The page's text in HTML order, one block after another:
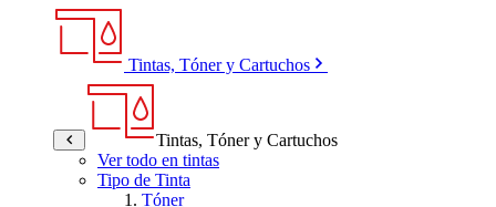
Tintas, Tóner y Cartuchos
Tintas, Tóner y Cartuchos
Ver todo en tintas
Tipo de Tinta
Tóner